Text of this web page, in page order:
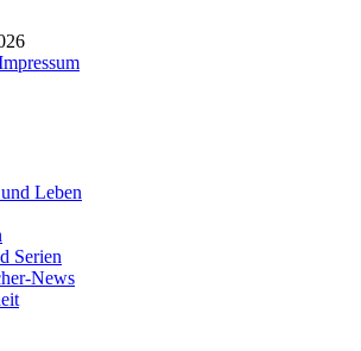
Leben
Serien
News